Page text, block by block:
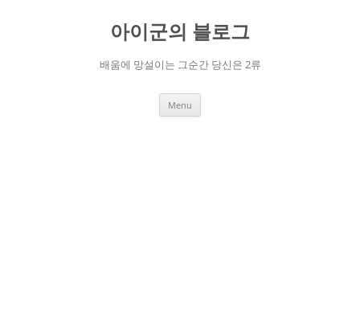
아이군의 블로그
배움에 망설이는 그순간 당신은 2류
Menu